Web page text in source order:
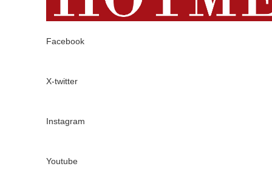
Facebook
X-twitter
Instagram
Youtube